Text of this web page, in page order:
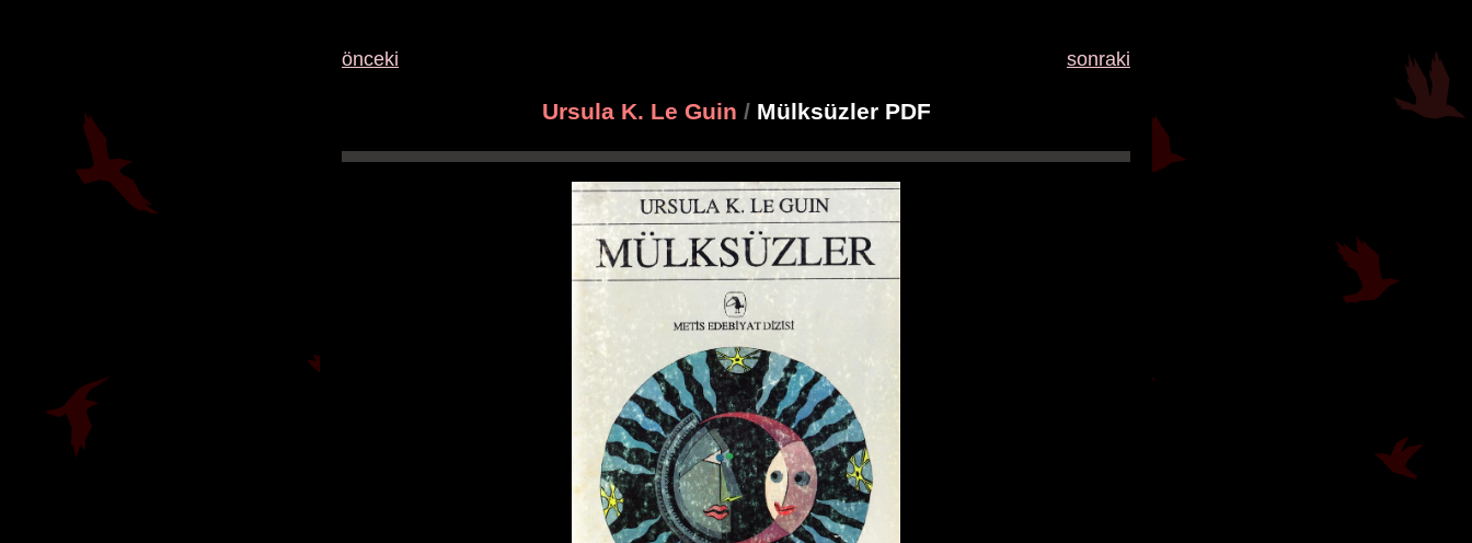
önceki sonraki
Ursula K. Le Guin /Mülksüzler PDF